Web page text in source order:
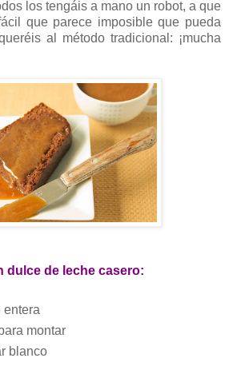
los tengáis a mano un robot, a que
que parece imposible que pueda
al método tradicional: ¡mucha
dulce de leche casero:
entera
montar
blanco